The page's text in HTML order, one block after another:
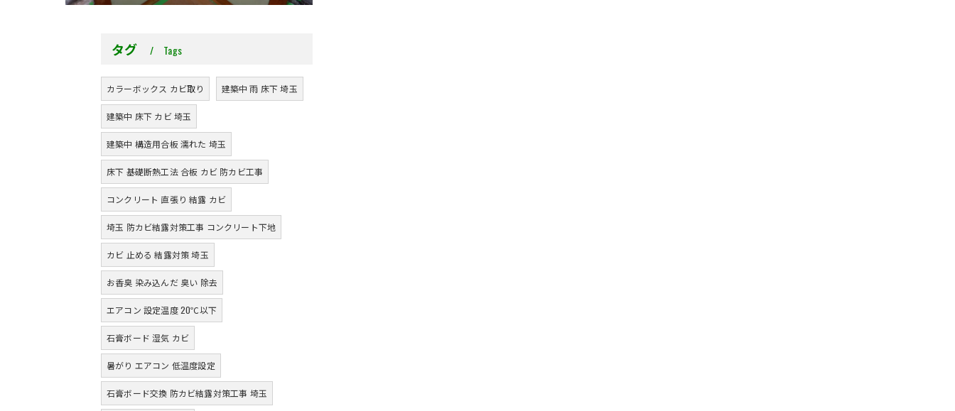
タグ Tags
カラーボックス カビ取り 建築中 雨 床下 埼玉
建築中 床下 カビ 埼玉
建築中 構造用合板 濡れた 埼玉
床下 基礎断熱工法 合板 カビ 防カビ工事
コンクリート 直張り 結露 カビ
埼玉 防カビ結露対策工事 コンクリート下地
カビ 止める 結露対策 埼玉
お香臭 染み込んだ 臭い 除去
エアコン 設定温度 20℃以下
石膏ボード 湿気 カビ
暑がり エアコン 低温度設定
石膏ボード交換 防カビ結露対策工事 埼玉